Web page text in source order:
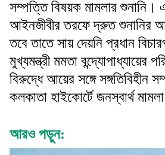
সম্পত্তি বিষয়ক মামলার শুনানি।
আইনজীবীর তরফে দ্রুত শুনানির
তবে তাতে সায় দেয়নি প্রধান
মুখ্যমন্ত্রী মমতা বন্দ্যোপাধ্যায়ের
বিরুদ্ধে আয়ের সঙ্গে সঙ্গতিবিহীন
কলকাতা হাইকোর্টে জনস্বার্থ
আরও পড়ুন: